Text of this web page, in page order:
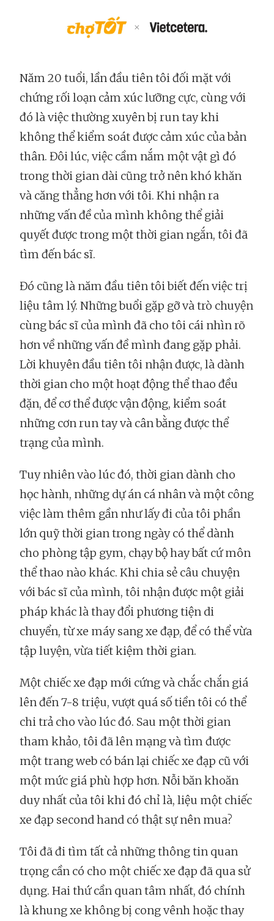
Năm 20 tuổi, lần đầu tiên tôi đối mặt với
chứng rối loạn cảm xúc lưỡng cực, cùng với
đó là việc thường xuyên bị run tay khi
không thể kiểm soát được cảm xúc của bản
thân. Đôi lúc, việc cầm nắm một vật gì đó
trong thời gian dài cũng trở nên khó khăn
và căng thẳng hơn với tôi. Khi nhận ra
những vấn đề của mình không thể giải
quyết được trong một thời gian ngắn, tôi đã
tìm đến bác sĩ.
Đó cũng là năm đầu tiên tôi biết đến việc trị
liệu tâm lý. Những buổi gặp gỡ và trò chuyện
cùng bác sĩ của mình đã cho tôi cái nhìn rõ
hơn về những vấn đề mình đang gặp phải.
Lời khuyên đầu tiên tôi nhận được, là dành
thời gian cho một hoạt động thể thao đều
đặn, để cơ thể được vận động, kiểm soát
những cơn run tay và cân bằng được thể
trạng của mình.
Tuy nhiên vào lúc đó, thời gian dành cho
học hành, những dự án cá nhân và một công
việc làm thêm gần như lấy đi của tôi phần
lớn quỹ thời gian trong ngày có thể dành
cho phòng tập gym, chạy bộ hay bất cứ môn
thể thao nào khác. Khi chia sẻ câu chuyện
với bác sĩ của mình, tôi nhận được một giải
pháp khác là thay đổi phương tiện di
chuyển, từ xe máy sang xe đạp, để có thể vừa
tập luyện, vừa tiết kiệm thời gian.
Một chiếc xe đạp mới cứng và chắc chắn giá
lên đến 7-8 triệu, vượt quá số tiền tôi có thể
chi trả cho vào lúc đó. Sau một thời gian
tham khảo, tôi đã lên mạng và tìm được
một trang web có bán lại chiếc xe đạp cũ với
một mức giá phù hợp hơn. Nỗi băn khoăn
duy nhất của tôi khi đó chỉ là, liệu một chiếc
xe đạp second hand có thật sự nên mua?
Tôi đã đi tìm tất cả những thông tin quan
trọng cần có cho một chiếc xe đạp đã qua sử
dụng. Hai thứ cần quan tâm nhất, đó chính
là khung xe không bị cong vênh hoặc thay